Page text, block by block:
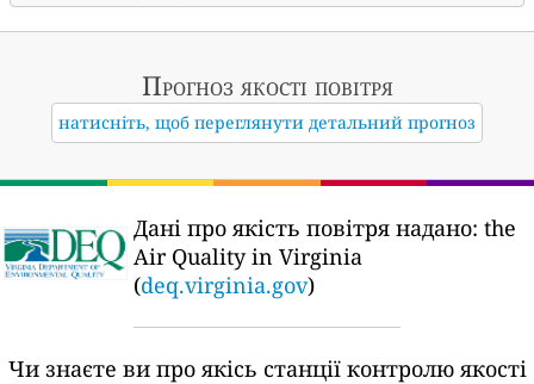
Прогноз якості повітря
натисніть, щоб переглянути детальний прогноз
Дані про якість повітря надано: the
Air Quality in Virginia
(deq.virginia.gov)
Чи знаєте ви про якісь станції контролю якості